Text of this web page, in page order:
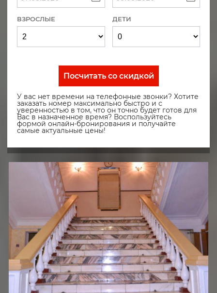
ВЗРОСЛЫЕ ДЕТИ
Посчитать со скидкой
У вас нет времени на телефонные звонки? Хотите
заказать номер максимально быстро и с
уверенностью в том, что он точно будет готов для
Вас в назначенное время? Воспользуйтесь
формой онлайн-бронирования и получайте
самые актуальные цены!